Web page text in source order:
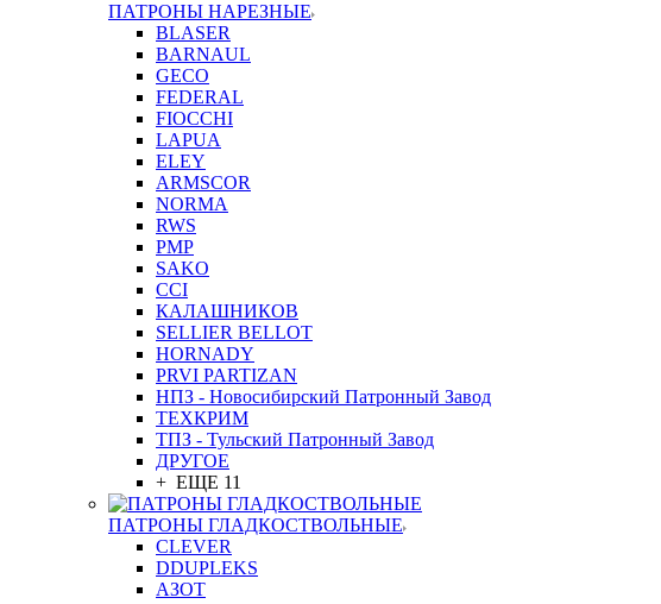
ПАТРОНЫ НАРЕЗНЫЕ
BLASER
BARNAUL
GEСO
FEDERAL
FIOCCHI
LAPUA
ELEY
ARMSCOR
NORMA
RWS
PMP
SAKO
CCI
КАЛАШНИКОВ
SELLIER BELLOT
HORNADY
PRVI PARTIZAN
НПЗ - Новосибирский Патронный Завод
ТЕХКРИМ
ТПЗ - Тульский Патронный Завод
ДРУГОЕ
+ ЕЩЕ 11
ПАТРОНЫ ГЛАДКОСТВОЛЬНЫЕ
CLEVER
DDUPLEKS
АЗОТ